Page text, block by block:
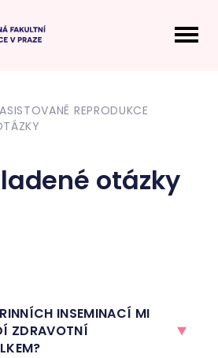
REPRODUKCE
otázky
INSEMINACÍ MI
ZDRAVOTNÍ